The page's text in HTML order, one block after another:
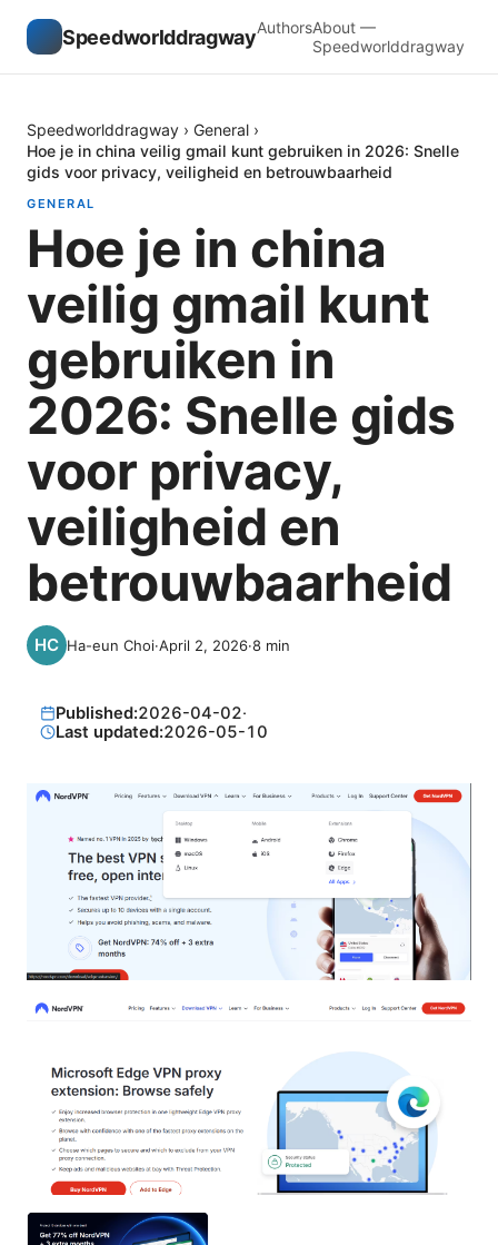
SpeedworlddragwayAuthorsAbout —
Speedworlddragway
Speedworlddragway › General ›
Hoe je in china veilig gmail kunt gebruiken in 2026: Snelle
gids voor privacy, veiligheid en betrouwbaarheid
GENERAL
Hoe je in china
veilig gmail kunt
gebruiken in
2026: Snelle gids
voor privacy,
veiligheid en
betrouwbaarheid
Ha-eun Choi·April 2, 2026·8 min
Published:2026-04-02·
Last updated:2026-05-10